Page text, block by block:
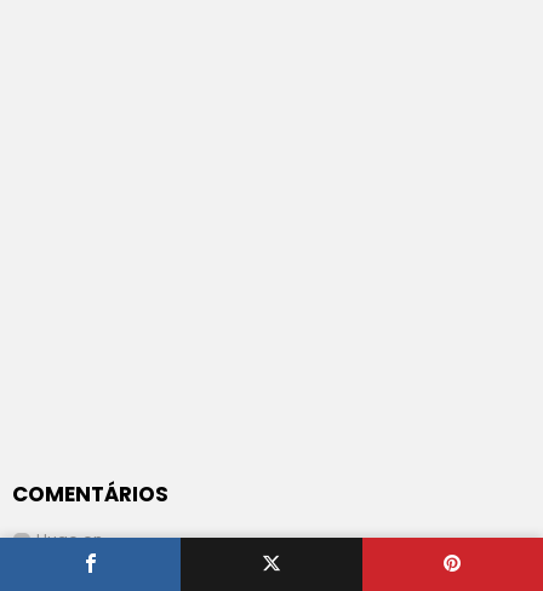
COMENTÁRIOS
Hugoon
Pernas de Peru Estufadas com Pimentão